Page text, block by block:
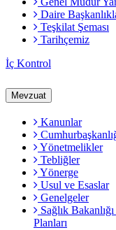
Daire
Teşkilat Şeması
Tarihçemiz
İç Kontrol
Mevzuat
Kanunlar
Yönetmelikler
Tebliğler
Yönerge
Usul ve Esaslar
Genelgeler
Sağlık
Planları